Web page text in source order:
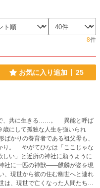
8件
お気に入り追加 25
きる……。 異能と呼ば
歳にして孤独な人生を強いられ
かりの養育者である祖父母も、
り。 やがてひなは「ここじゃな
しい」と近所の神社に願うように
、現世で亡くなった人間たちの